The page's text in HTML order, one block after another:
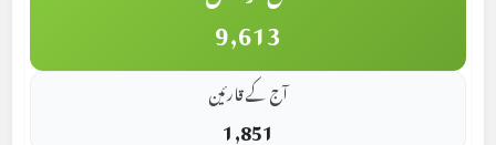
9,613
آج کے قارئین
1,851